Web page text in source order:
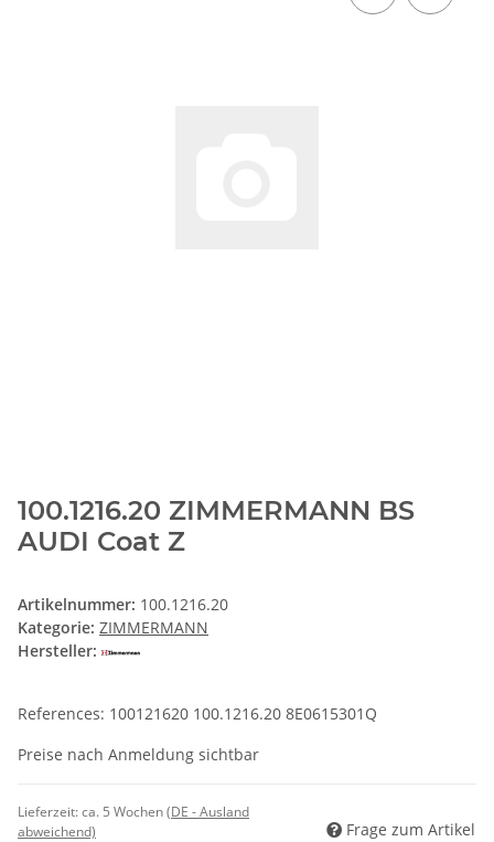
100.1216.20 ZIMMERMANN BS
AUDI Coat Z
Artikelnummer: 100.1216.20
Kategorie: ZIMMERMANN
Hersteller:
References: 100121620 100.1216.20 8E0615301Q
Preise nach Anmeldung sichtbar
Lieferzeit:ca. 5 Wochen(DE - Ausland
abweichend)
Frage zum Artikel